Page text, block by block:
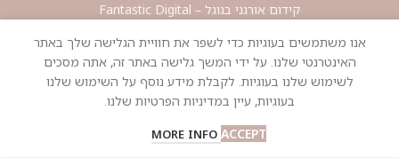
קידום אורגני בגוגל – Fantastic Digital
אנו משתמשים בעוגיות כדי לשפר את חוויית הגלישה שלך באתר
האינטרנטי שלנו. על ידי המשך גלישה באתר זה, אתה מסכים
לשימוש שלנו בעוגיות. לקבלת מידע נוסף על השימוש שלנו
בעוגיות, עיין במדיניות הפרטיות שלנו.
MORE INFO ACCEPT